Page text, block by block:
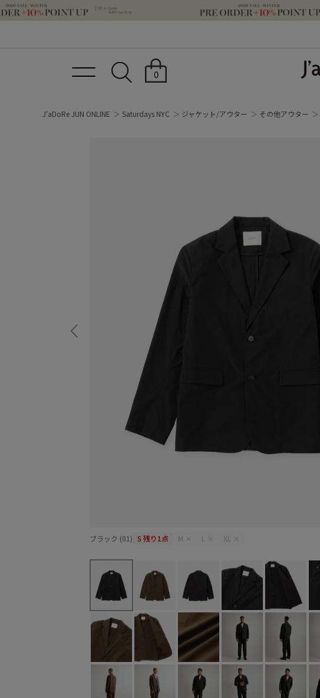
0
J'aDoRe JUN ONLINE Saturdays NYC ジャケット/アウター その他アウター
ブラック (01) S 残り1点 M × L × XL ×